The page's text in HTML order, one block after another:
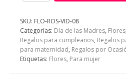
Alstroemelias!
SKU: FLO-ROS-VID-08
Categorías: Día de las Madres, Flores
Regalos para cumpleaños, Regalos
para maternidad, Regalos por
Etiquetas: Flores, Para mujer